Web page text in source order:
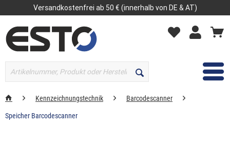
Versandkostenfrei ab 50 € (innerhalb von DE & AT)
MENÜ
Kennzeichnungstechnik Barcodescanner
Speicher Barcodescanner